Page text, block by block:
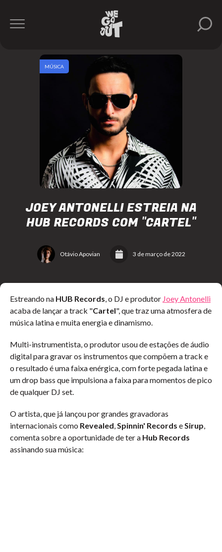
JOEY ANTONELLI ESTREIA NA
HUB RECORDS COM "CARTEL"
Otávio Apovian 3 de março de 2022
MÚSICA
Estreando na HUB Records, o DJ e produtor Joey Antonelli
acaba de lançar a track "Cartel", que traz uma atmosfera de
música latina e muita energia e dinamismo.
Multi-instrumentista, o produtor usou de estações de áudio
digital para gravar os instrumentos que compõem a track e
o resultado é uma faixa enérgica, com forte pegada latina e
um drop bass que impulsiona a faixa para momentos de pico
de qualquer DJ set.
O artista, que já lançou por grandes gravadoras
internacionais como Revealed,Spinnin' Records eSirup,
comenta sobre a oportunidade de ter a Hub Records
assinando sua música: